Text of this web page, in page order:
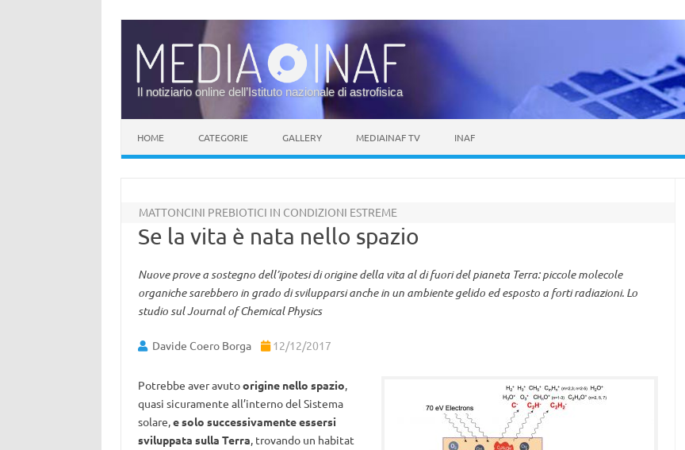
Il notiziario online dell’Istituto nazionale di astrofisica
HOME CATEGORIE GALLERY MEDIAINAF TV INAF
MATTONCINI PREBIOTICI IN CONDIZIONI ESTREME
Se la vita è nata nello spazio
Nuove prove a sostegno dell’ipotesi di origine della vita al di fuori del pianeta Terra: piccole molecole
organiche sarebbero in grado di svilupparsi anche in un ambiente gelido ed esposto a forti radiazioni. Lo
studio sul Journal of Chemical Physics
Davide Coero Borga 12/12/2017
Potrebbe aver avutoorigine nello spazio,
quasi sicuramente all’interno del Sistema
solare,e solo successivamente essersi
sviluppata sulla Terra, trovando un habitat